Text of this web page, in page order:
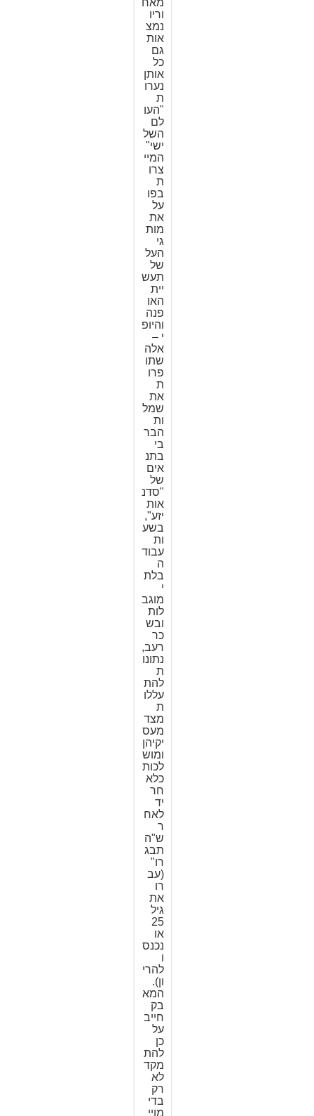
וריו
נמצ
אות
גם
כל
אותן
נערו
ת
"העו
לם
השל
ישי"
המיי
צרו
ת
בפו
על
את
מות
גי
העל
של
תעש
יית
האו
פנה
והיופ
י –
אלה
שתו
פרו
ת
את
שמל
ות
הבר
בי
בתנ
אים
של
"סדנ
אות
יזע",
בשע
ות
עבוד
ה
בלת
י
מוגב
לות
ובש
כר
רעב,
נתונו
ת
להת
עללו
ת
מצד
מעס
יקיהן
ומוש
לכות
כלא
חר
יד
לאח
ר
ש"ה
תבג
רו"
(עב
רו
את
גיל
25
או
נכנס
ו
להרי
ון).
המא
בק
חייב
על
כן
להת
מקד
לא
רק
בדי
מויי